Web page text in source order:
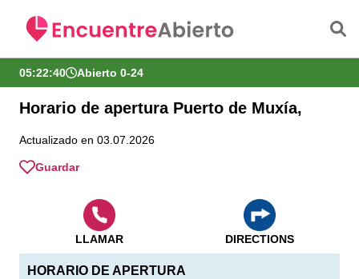
05:22:41 Abierto 0-24
Horario de apertura Puerto de Muxía,
Actualizado en 03.07.2026
Guardar
HORARIO DE APERTURA
LLAMAR DIRECTIONS